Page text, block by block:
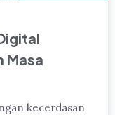
Masa
kecerdasan